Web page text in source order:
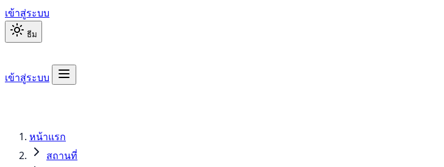
เข้าสู่ระบบ
ธีม
เข้าสู่ระบบ
หน้าแรก
สถานที่